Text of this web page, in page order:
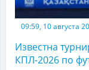
09:59, 10 августа
Известна
КПЛ-2026 по